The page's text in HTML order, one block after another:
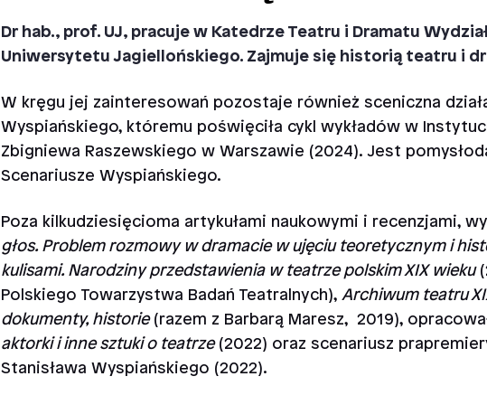
Dr hab., prof. UJ, pracuje w Katedrze Teatru i Dramatu
Uniwersytetu Jagiellońskiego. Zajmuje się historią teatru i
W kręgu jej zainteresowań pozostaje również sceniczna
Wyspiańskiego, któremu poświęciła cykl wykładów w
Zbigniewa Raszewskiego w Warszawie (2024). Jest
Scenariusze Wyspiańskiego.
Poza kilkudziesięcioma artykułami naukowymi i recenzjami,
głos. Problem rozmowy w dramacie w ujęciu teoretycznym i
kulisami. Narodziny przedstawienia w teatrze polskim XIX wieku
Polskiego Towarzystwa Badań Teatralnych), Archiwum teatru
dokumenty, historie(razem z Barbarą Maresz, 2019),
aktorki i inne sztuki o teatrze(2022) oraz scenariusz
Stanisława Wyspiańskiego (2022).